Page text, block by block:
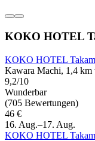
KOKO HOTEL
KOKO HOTEL
Kawara Machi, 1,4 km
9,2/10
Wunderbar
(705 Bewertungen)
46 €
16. Aug.–17. Aug.
KOKO HOTEL